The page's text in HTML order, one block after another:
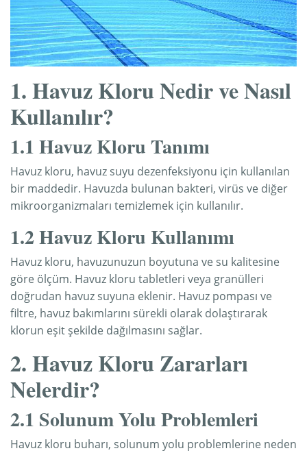
1. Havuz Kloru Nedir ve Nasıl
Kullanılır?
1.1 Havuz Kloru Tanımı
Havuz kloru, havuz suyu dezenfeksiyonu için kullanılan
bir maddedir. Havuzda bulunan bakteri, virüs ve diğer
mikroorganizmaları temizlemek için kullanılır.
1.2 Havuz Kloru Kullanımı
Havuz kloru, havuzunuzun boyutuna ve su kalitesine
göre ölçüm. Havuz kloru tabletleri veya granülleri
doğrudan havuz suyuna eklenir. Havuz pompası ve
filtre, havuz bakımlarını sürekli olarak dolaştırarak
klorun eşit şekilde dağılmasını sağlar.
2. Havuz Kloru Zararları
Nelerdir?
2.1 Solunum Yolu Problemleri
Havuz kloru buharı, solunum yolu problemlerine neden